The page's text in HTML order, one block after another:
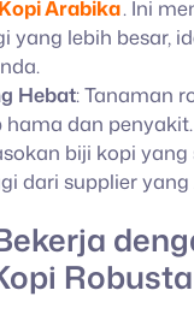
Kopi Arabika. Ini
yang lebih besar,
Hebat: Tanaman
dan
biji kopi yang
dari supplier
Robusta